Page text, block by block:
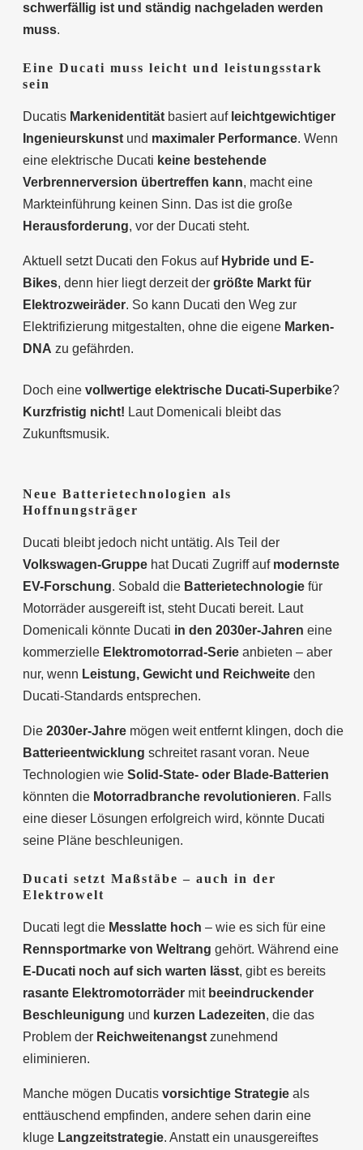
schwerfällig ist und ständig nachgeladen werden
muss.
Eine Ducati muss leicht und leistungsstark
sein
Ducatis Markenidentität basiert auf leichtgewichtiger
Ingenieurskunst und maximaler Performance. Wenn
eine elektrische Ducati keine bestehende
Verbrennerversion übertreffen kann, macht eine
Markteinführung keinen Sinn. Das ist die große
Herausforderung, vor der Ducati steht.
Aktuell setzt Ducati den Fokus auf Hybride und E-
Bikes, denn hier liegt derzeit der größte Markt für
Elektrozweiräder. So kann Ducati den Weg zur
Elektrifizierung mitgestalten, ohne die eigene Marken-
DNA zu gefährden.
Doch eine vollwertige elektrische Ducati-Superbike?
Kurzfristig nicht! Laut Domenicali bleibt das
Zukunftsmusik.
Neue Batterietechnologien als
Hoffnungsträger
Ducati bleibt jedoch nicht untätig. Als Teil der
Volkswagen-Gruppe hat Ducati Zugriff auf modernste
EV-Forschung. Sobald die Batterietechnologie für
Motorräder ausgereift ist, steht Ducati bereit. Laut
Domenicali könnte Ducati in den 2030er-Jahren eine
kommerzielle Elektromotorrad-Serie anbieten – aber
nur, wenn Leistung, Gewicht und Reichweite den
Ducati-Standards entsprechen.
Die 2030er-Jahre mögen weit entfernt klingen, doch die
Batterieentwicklung schreitet rasant voran. Neue
Technologien wie Solid-State- oder Blade-Batterien
könnten die Motorradbranche revolutionieren. Falls
eine dieser Lösungen erfolgreich wird, könnte Ducati
seine Pläne beschleunigen.
Ducati setzt Maßstäbe – auch in der
Elektrowelt
Ducati legt die Messlatte hoch – wie es sich für eine
Rennsportmarke von Weltrang gehört. Während eine
E-Ducati noch auf sich warten lässt, gibt es bereits
rasante Elektromotorräder mit beeindruckender
Beschleunigung und kurzen Ladezeiten, die das
Problem der Reichweitenangst zunehmend
eliminieren.
Manche mögen Ducatis vorsichtige Strategie als
enttäuschend empfinden, andere sehen darin eine
kluge Langzeitstrategie. Anstatt ein unausgereiftes